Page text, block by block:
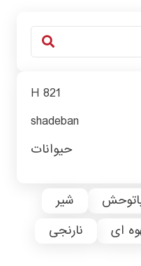
H 821
shadeban
حیوانات
شیر
ای
نارنجی